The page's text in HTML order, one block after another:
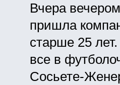
Вчера
пришла
старше 25
все в
Сосьете-